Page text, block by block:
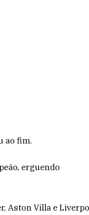
ao fim.
erguendo
Aston Villa e